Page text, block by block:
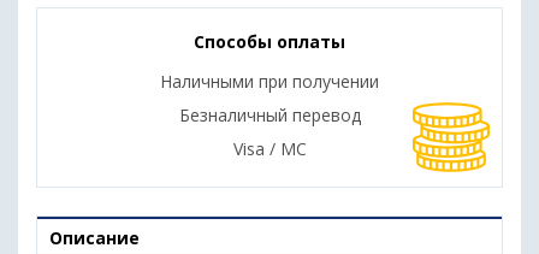
Способы оплаты
Наличными при получении
Безналичный перевод
Visa / MC
Описание